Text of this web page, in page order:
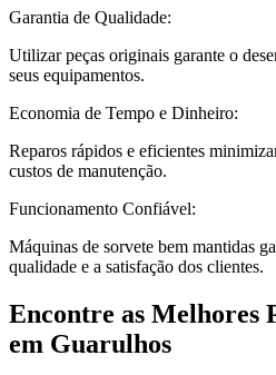
Garantia de Qualidade:
Utilizar peças originais garante o
seus equipamentos.
Economia de Tempo e Dinheiro:
Reparos rápidos e eficientes
custos de manutenção.
Funcionamento Confiável:
Máquinas de sorvete bem mantidas
qualidade e a satisfação dos clientes.
Encontre as Melhores
em Guarulhos